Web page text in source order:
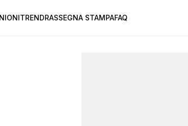
TRENDRASSEGNA STAMPAFAQ